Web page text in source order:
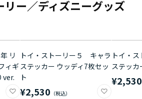
ー／ディズニーグッズ
リ
ィギ
ver.
トイ・ストーリー５ キャラ
ステッカー ウッディ7枚セッ
ト
¥2,530
トイ・
ステッカ
¥2,530